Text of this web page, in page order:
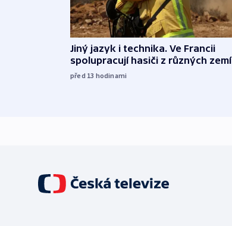
Jiný jazyk i technika. Ve Francii
spolupracují hasiči z různých zemí
před 13 hodinami